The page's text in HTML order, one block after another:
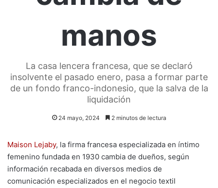
manos
La casa lencera francesa, que se declaró
insolvente el pasado enero, pasa a formar parte
de un fondo franco-indonesio, que la salva de la
liquidación
24 mayo, 2024 2 minutos de lectura
Maison Lejaby, la firma francesa especializada en íntimo
femenino fundada en 1930 cambia de dueños, según
información recabada en diversos medios de
comunicación especializados en el negocio textil